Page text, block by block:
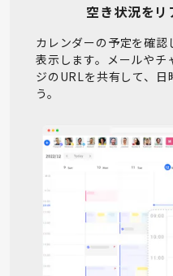
空き状況を
カレンダーの予定を確
表示します。メールやチ
ジのURLを共有して、日
う。